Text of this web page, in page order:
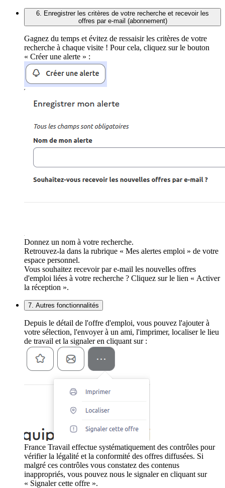
6. Enregistrer les critères de votre recherche et recevoir les
offres par e-mail (abonnement)
Gagnez du temps et évitez de ressaisir les critères de votre
recherche à chaque visite ! Pour cela, cliquez sur le bouton
« Créer une alerte » :
Donnez un nom à votre recherche.
Retrouvez-la dans la rubrique « Mes alertes emploi » de votre
espace personnel.
Vous souhaitez recevoir par e-mail les nouvelles offres
d'emploi liées à votre recherche ? Cliquez sur le lien « Activer
la réception ».
7. Autres fonctionnalités
Depuis le détail de l'offre d'emploi, vous pouvez l'ajouter à
votre sélection, l'envoyer à un ami, l'imprimer, localiser le lieu
de travail et la signaler en cliquant sur :
France Travail effectue systématiquement des contrôles pour
vérifier la légalité et la conformité des offres diffusées. Si
malgré ces contrôles vous constatez des contenus
inappropriés, vous pouvez nous le signaler en cliquant sur
« Signaler cette offre ».